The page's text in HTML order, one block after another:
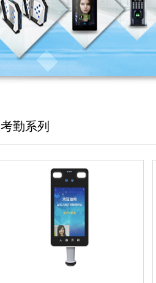
考勤系列